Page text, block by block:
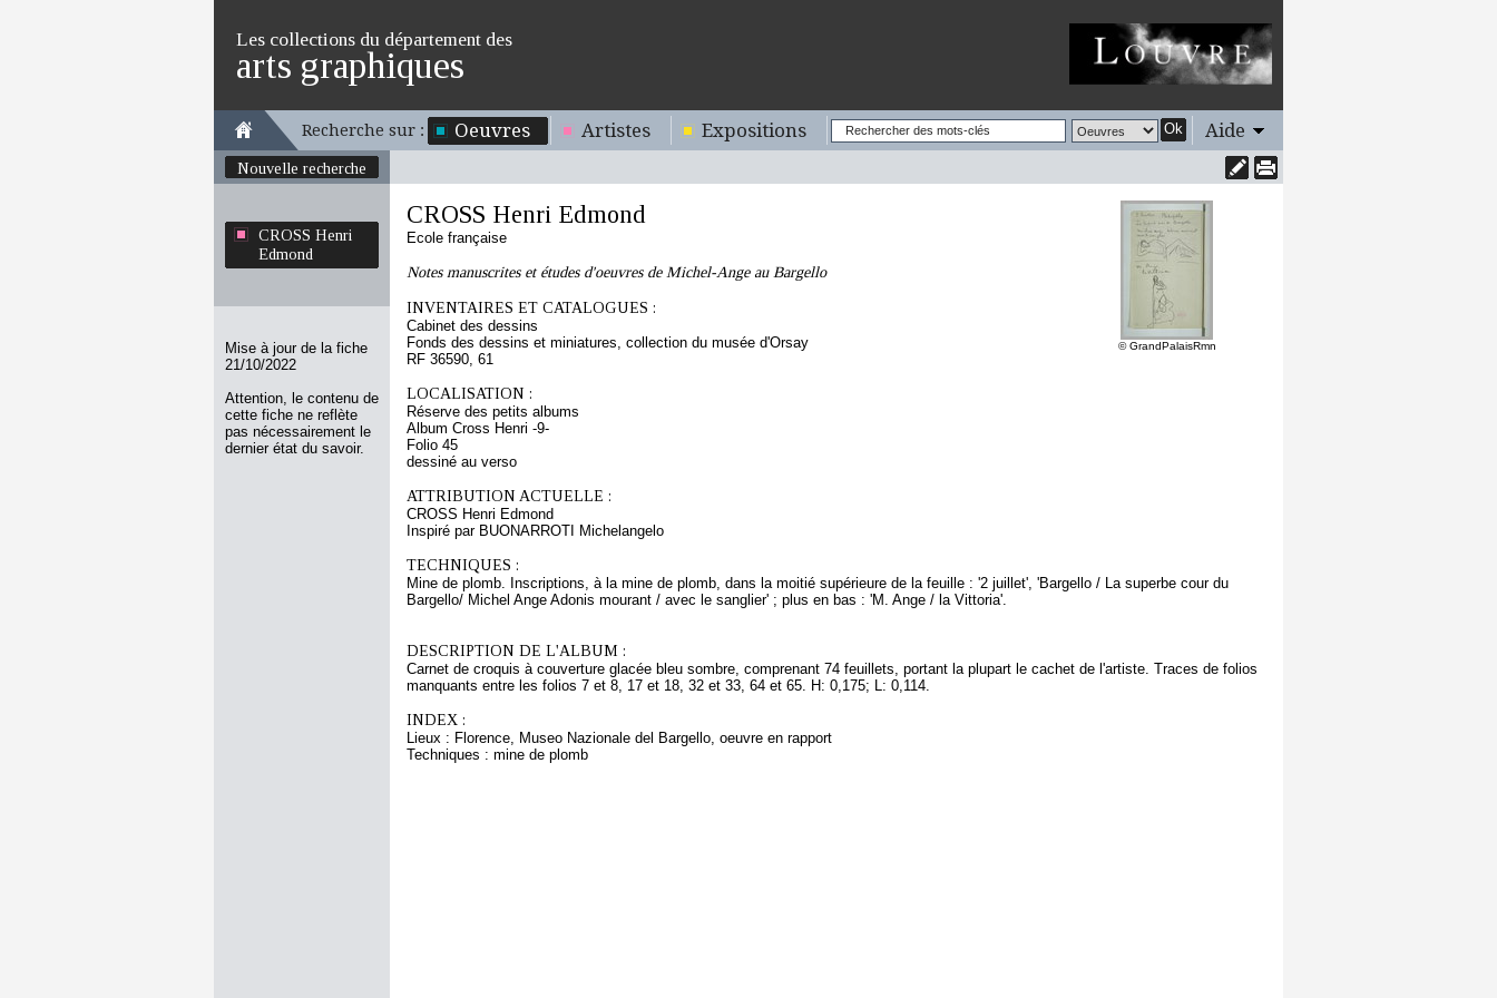
Les collections du département des
arts graphiques
Recherche sur : Oeuvres Artistes Expositions Ok Aide
Nouvelle recherche
CROSS Henri
Edmond
Mise à jour de la fiche
21/10/2022
Attention, le contenu de
cette fiche ne reflète
pas nécessairement le
dernier état du savoir.
© GrandPalaisRmn
CROSS Henri Edmond
Ecole française
Notes manuscrites et études d'oeuvres de Michel-Ange au Bargello
INVENTAIRES ET CATALOGUES :
Cabinet des dessins
Fonds des dessins et miniatures, collection du musée d'Orsay
RF 36590, 61
LOCALISATION :
Réserve des petits albums
Album Cross Henri -9-
Folio 45
dessiné au verso
ATTRIBUTION ACTUELLE :
CROSS Henri Edmond
Inspiré par BUONARROTI Michelangelo
TECHNIQUES :
Mine de plomb. Inscriptions, à la mine de plomb, dans la moitié supérieure de la feuille : '2 juillet', 'Bargello / La superbe cour du
Bargello/ Michel Ange Adonis mourant / avec le sanglier' ; plus en bas : 'M. Ange / la Vittoria'.
DESCRIPTION DE L'ALBUM :
Carnet de croquis à couverture glacée bleu sombre, comprenant 74 feuillets, portant la plupart le cachet de l'artiste. Traces de folios
manquants entre les folios 7 et 8, 17 et 18, 32 et 33, 64 et 65. H: 0,175; L: 0,114.
INDEX :
Lieux : Florence, Museo Nazionale del Bargello, oeuvre en rapport
Techniques : mine de plomb